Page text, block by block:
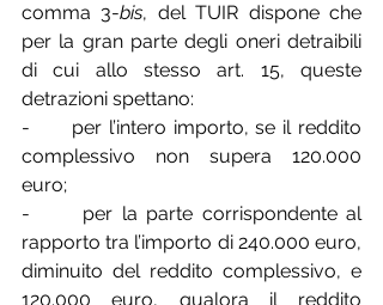
comma 3-bis, del TUIR dispone che
per la gran parte degli oneri detraibili
di cui allo stesso art. 15, queste
detrazioni spettano:
-      per l’intero importo, se il reddito
complessivo non supera 120.000
euro;
-      per la parte corrispondente al
rapporto tra l’importo di 240.000 euro,
diminuito del reddito complessivo, e
120.000 euro, qualora il reddito